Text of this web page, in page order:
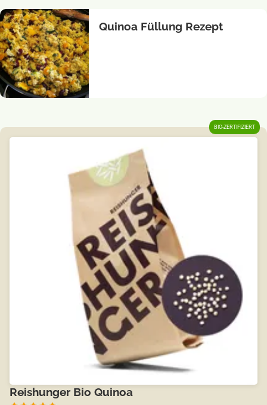
Alle Füllungen Rezepte
Quinoa Füllung Rezept
BIO-ZERTIFIZIERT
Reishunger Bio Quinoa